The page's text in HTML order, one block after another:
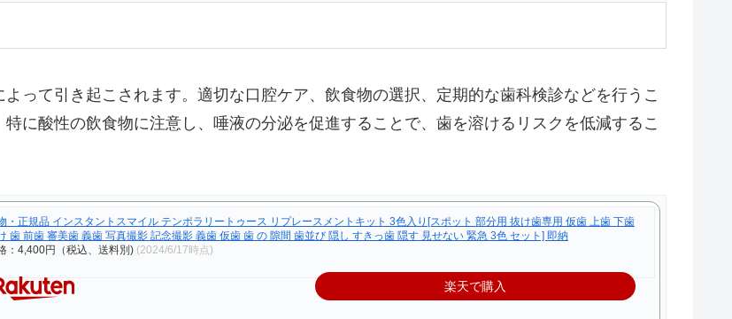
って引き起こされます。適切な口腔ケア、飲食物の選択、定期的な歯科検診などを行うこ
に酸性の飲食物に注意し、唾液の分泌を促進することで、歯を溶けるリスクを低減するこ
・正規品 インスタントスマイル テンポラリートゥース リプレースメントキット 3色入り[スポット 部分用 抜け歯専用 仮歯 上歯 下歯
歯 前歯 審美歯 義歯 写真撮影 記念撮影 義歯 仮歯 歯 の 隙間 歯並び 隠し すきっ歯 隠す 見せない 緊急 3色 セット] 即納
：4,400円（税込、送料別) (2024/6/17時点)
楽天で購入